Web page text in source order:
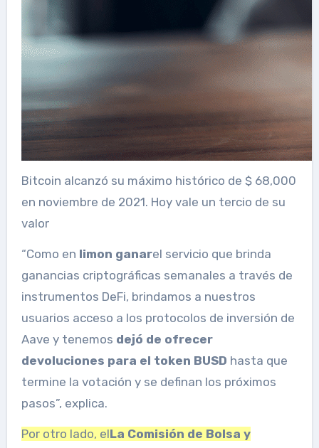
Bitcoin alcanzó su máximo histórico de $ 68,000
en noviembre de 2021. Hoy vale un tercio de su
valor
“Como en limon ganarel servicio que brinda
ganancias criptográficas semanales a través de
instrumentos DeFi, brindamos a nuestros
usuarios acceso a los protocolos de inversión de
Aave y tenemos dejó de ofrecer
devoluciones para el token BUSD hasta que
termine la votación y se definan los próximos
pasos”, explica.
Por otro lado, elLa Comisión de Bolsa y